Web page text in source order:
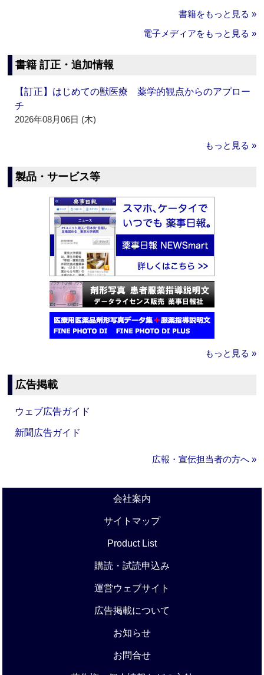
書籍をもっと見る »
電子メディアをもっと見る »
書籍 訂正・追加情報
【訂正】はじめての獣医療 薬学的観点からのアプロー
チ
2026年08月06日 (木)
もっと見る »
製品・サービス等
もっと見る »
広告掲載
ウェブ広告ガイド
新聞広告ガイド
広報・宣伝担当者の方へ »
会社案内
サイトマップ
Product List
購読・試読申込み
運営ウェブサイト
広告掲載について
お知らせ
お問合せ